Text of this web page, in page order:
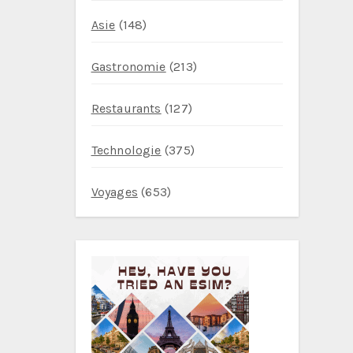
Asie (148)
Gastronomie (213)
Restaurants (127)
Technologie (375)
Voyages (653)